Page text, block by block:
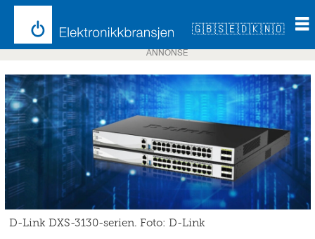
🇬🇧🇸🇪🇩🇰🇳🇴
ANNONSE
D-Link DXS-3130-serien. Foto: D-Link